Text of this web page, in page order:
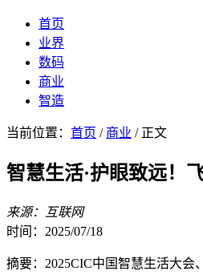
首页
业界
数码
商业
智造
当前位置： 首页 / 商业 / 正文
智慧生活·护眼致远！
来源：互联网
时间：2025/07/18
摘要：2025CIC中国智慧生活大会